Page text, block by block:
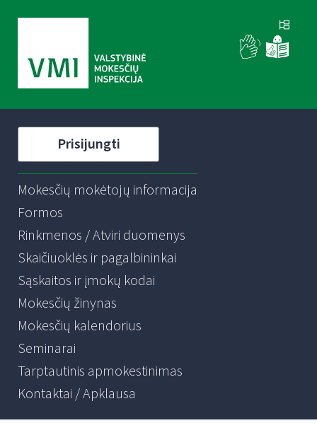
Prisijungti
Mokesčių mokėtojų informacija
Formos
Rinkmenos / Atviri duomenys
Skaičiuoklės ir pagalbininkai
Sąskaitos ir įmokų kodai
Mokesčių žinynas
Mokesčių kalendorius
Seminarai
Tarptautinis apmokestinimas
Kontaktai / Apklausa